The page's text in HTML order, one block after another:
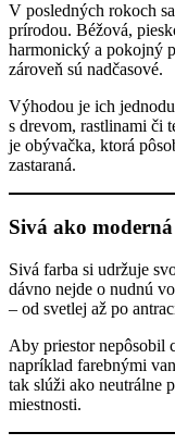
V posledných rokoch
prírodou. Béžová,
harmonický a pokojný
zároveň sú nadčasové.
Výhodou je ich
s drevom, rastlinami či
je obývačka, ktorá
zastaraná.
Sivá ako
Sivá farba si udržuje
dávno nejde o nudnú
– od svetlej až po
Aby priestor nepôsobil
napríklad farebnými
tak slúži ako neutrálne
miestnosti.